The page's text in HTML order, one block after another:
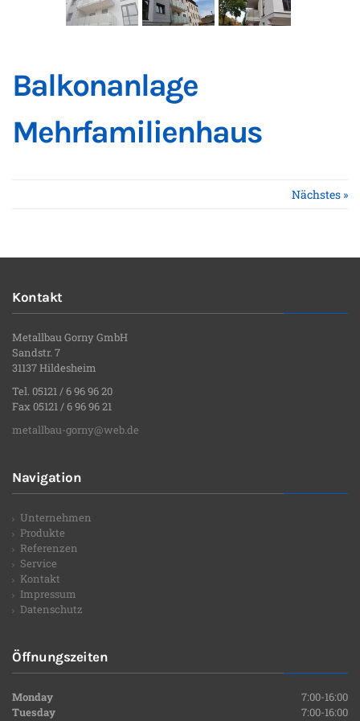
Balkonanlage
Mehrfamilienhaus
Nächstes »
Kontakt
Metallbau Gorny GmbH
Sandstr. 7
31137 Hildesheim
Tel. 05121 / 6 96 96 20
Fax 05121 / 6 96 96 21
metallbau-gorny@web.de
Navigation
Unternehmen
Produkte
Referenzen
Service
Kontakt
Impressum
Datenschutz
Öffnungszeiten
Monday
7:00-16:00
Tuesday
7:00-16:00